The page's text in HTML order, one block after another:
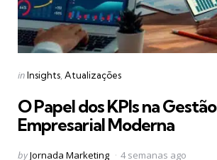
Categories
Posted
inInsights Atualizações
O Papel dos KPIs na Gestão
Empresarial Moderna
Posted
byJornada Marketing 4 semanas ago